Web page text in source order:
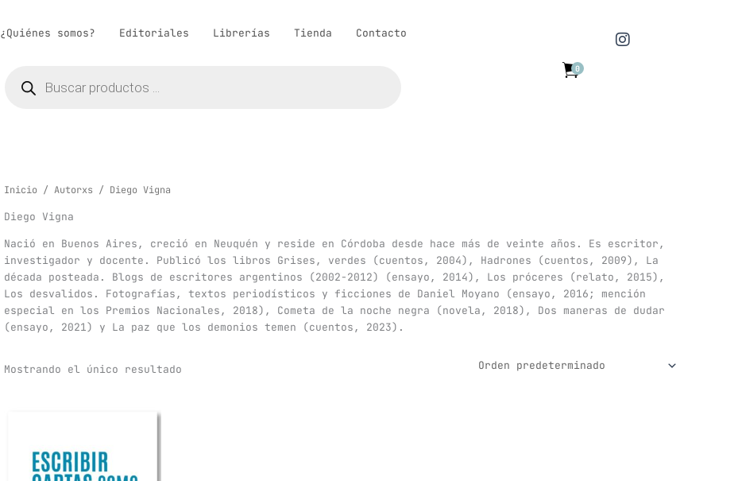
¿Quiénes somos? Editoriales Librerías Tienda Contacto
productos
0
I
n
Inicio / Autorxs / Diego Vigna
Diego Vigna
Nació en Buenos Aires, creció en Neuquén y reside en Córdoba desde hace más de veinte años. Es escritor,
investigador y docente. Publicó los libros Grises, verdes (cuentos, 2004), Hadrones (cuentos, 2009), La
década posteada. Blogs de escritores argentinos (2002-2012) (ensayo, 2014), Los próceres (relato, 2015),
Los desvalidos. Fotografías, textos periodísticos y ficciones de Daniel Moyano (ensayo, 2016; mención
especial en los Premios Nacionales, 2018), Cometa de la noche negra (novela, 2018), Dos maneras de dudar
(ensayo, 2021) y La paz que los demonios temen (cuentos, 2023).
Mostrando el único resultado